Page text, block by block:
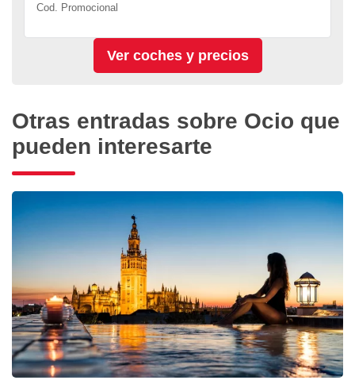
Cod. Promocional
Otras entradas sobre Ocio que
pueden interesarte